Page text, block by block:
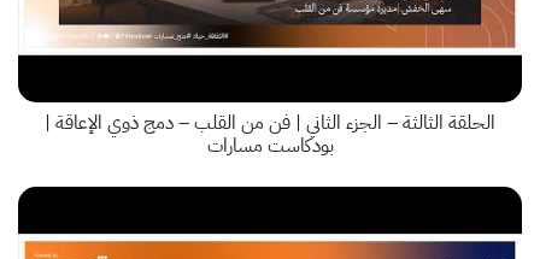
الحلقة الثالثة – الجزء الثاني | فن من القلب – دمج ذوي الإعاقة |
بودكاست مسارات